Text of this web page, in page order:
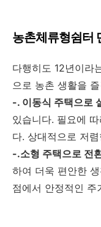
농촌체류형쉼터
다행히도 12년이라
으로 농촌 생활을
-. 이동식 주택으로
있습니다. 필요에
다. 상대적으로 저
-.소형 주택으로 전
하여 더욱 편안한
점에서 안정적인 주